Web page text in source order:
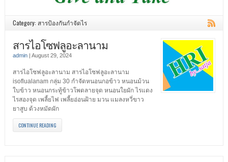
Category: สารป้องกันกำจัดไร
สารไอโซฟลูอะลานาม
admin| August 29, 2024
สารไอโซฟลูอะลานาม สารไอโซฟลูอะลานาม
isoflualanam กลุ่ม 30 กำจัดหนอนกอข้าว หนอนม้วน
ใบข้าว หนอนกระทู้ข้าวโพดลายจุด หนอนใยผัก ไรแดง
ไรสองจุด เพลี้ยไฟ เพลี้ยอ่อนฝ้าย มวน แมลงหวี่ขาว
ยาสูบ ด้วงหมัดผัก
CONTINUE READING